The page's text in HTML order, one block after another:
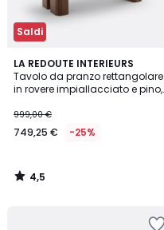
Saldi
LA REDOUTE INTERIEURS
Tavolo da pranzo rettangolare
in rovere impiallacciato e pino,
999,00 €
749,25 € -25%
4,5
/ 5
4,5
/